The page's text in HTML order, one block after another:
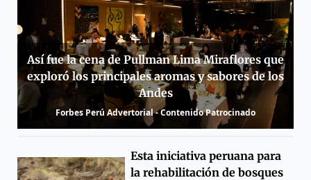
Así fue la cena de Pullman Lima Miraflores que
exploró los principales aromas y sabores de los
Andes
Forbes Perú Advertorial - Contenido Patrocinado
Esta iniciativa peruana para
la rehabilitación de bosques